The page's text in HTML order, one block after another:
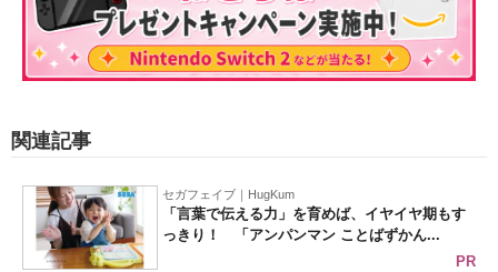
関連記事
セガフェイブ｜HugKum
「言葉で伝える力」を育めば、イヤイヤ期もす
っきり！ 「アンパンマン ことばずかん...
PR